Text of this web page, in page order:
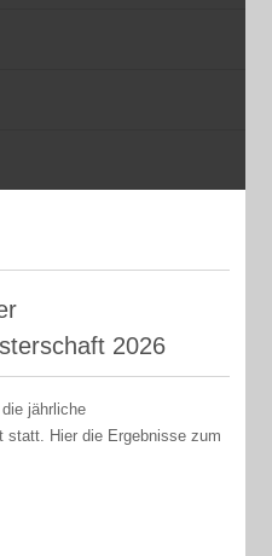
2026
jährliche
statt. Hier die Ergebnisse zum